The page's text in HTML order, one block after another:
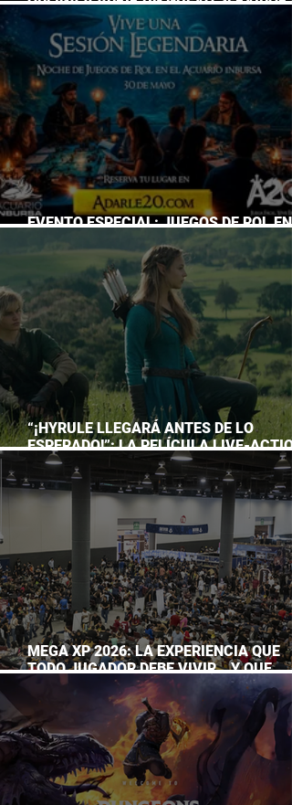
JAPÓN A SOLO DOS DÍAS DE SU
LANZAMIENTO
EVENTO ESPECIAL: JUEGOS DE ROL EN
“¡HYRULE LLEGARÁ ANTES DE LO
ESPERADO!”: LA PELÍCULA LIVE-
DE THE LEGEND OF ZELDA ADELANTA
ESTRENO
MEGA XP 2026: LA EXPERIENCIA QUE
TODO JUGADOR DEBE VIVIR… Y QUE
AHORA PUEDES DISFRUTAR A TU RITMO